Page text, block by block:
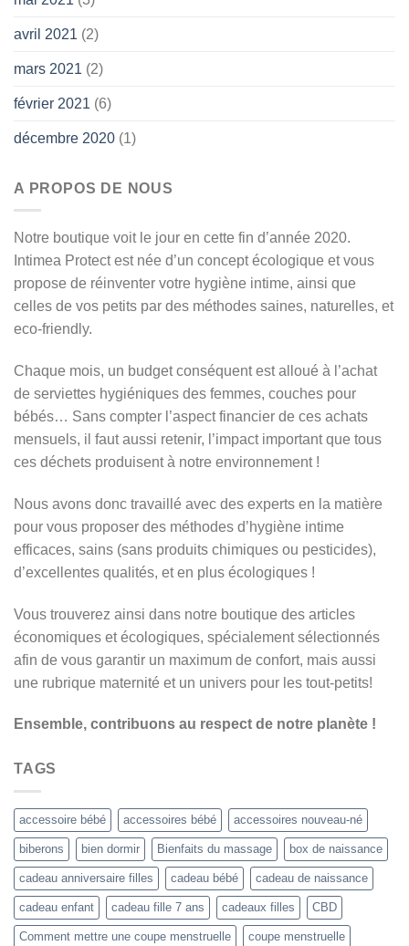
avril 2021 (2)
mars 2021 (2)
février 2021 (6)
décembre 2020 (1)
A PROPOS DE NOUS
Notre boutique voit le jour en cette fin d’année 2020.
Intimea Protect est née d’un concept écologique et vous
propose de réinventer votre hygiène intime, ainsi que
celles de vos petits par des méthodes saines, naturelles, et
eco-friendly.
Chaque mois, un budget conséquent est alloué à l’achat
de serviettes hygiéniques des femmes, couches pour
bébés… Sans compter l’aspect financier de ces achats
mensuels, il faut aussi retenir, l’impact important que tous
ces déchets produisent à notre environnement !
Nous avons donc travaillé avec des experts en la matière
pour vous proposer des méthodes d’hygiène intime
efficaces, sains (sans produits chimiques ou pesticides),
d’excellentes qualités, et en plus écologiques !
Vous trouverez ainsi dans notre boutique des articles
économiques et écologiques, spécialement sélectionnés
afin de vous garantir un maximum de confort, mais aussi
une rubrique maternité et un univers pour les tout-petits!
Ensemble, contribuons au respect de notre planète !
TAGS
accessoire bébé accessoires bébé accessoires nouveau-né
biberons bien dormir Bienfaits du massage box de naissance
cadeau anniversaire filles cadeau bébé cadeau de naissance
cadeau enfant cadeau fille 7 ans cadeaux filles CBD
Comment mettre une coupe menstruelle coupe menstruelle